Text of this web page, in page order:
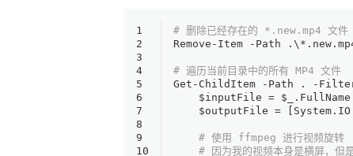
1
2
3
4
5
6
7
8
9
10
# 删除已经存在的 *.new.mp4 文件
Remove-Item
-Path
# 遍历当前目录中的所有 MP4 文件
Get-ChildItem
-Path . -
$inputFile = $_
.FullName
$outputFile = [
# 使用 ffmpeg 进行视频旋转
# 因为我的视频本身是横屏，但